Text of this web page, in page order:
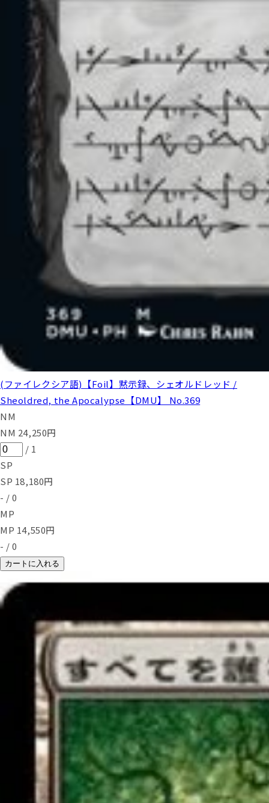
(ファイレクシア語)【Foil】黙示録、シェオルドレッド /
Sheoldred, the Apocalypse【DMU】 No.369
NM
NM 24,250円
/ 1
SP
SP 18,180円
- / 0
MP
MP 14,550円
- / 0
カートに入れる